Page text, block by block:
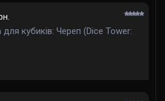
кубиків: Череп (Dice Tower: